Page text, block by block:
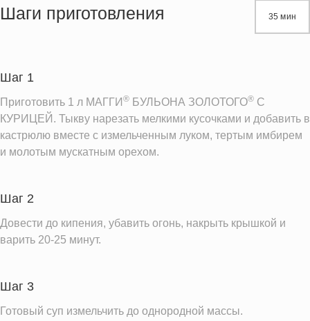
Жиры
7.8 г
Информация для одной порции
Шаги приготовления 35 мин
Шаг 1
Приготовить 1 л МАГГИ ® БУЛЬОНА ЗОЛОТОГО® C
КУРИЦЕЙ. Тыкву нарезать мелкими кусочками и добавить в
кастрюлю вместе с измельченным луком, тертым имбирем
и молотым мускатным орехом.
Шаг 2
Довести до кипения, убавить огонь, накрыть крышкой и
варить 20-25 минут.
Шаг 3
Готовый суп измельчить до однородной массы.